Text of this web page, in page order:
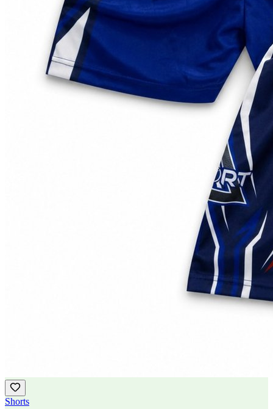
Shorts